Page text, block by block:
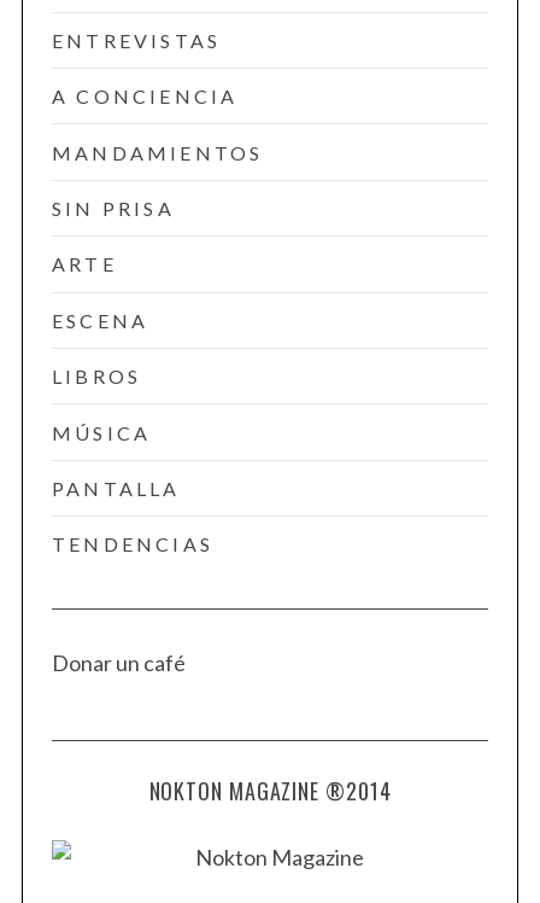
ENTREVISTAS
A CONCIENCIA
MANDAMIENTOS
SIN PRISA
ARTE
ESCENA
LIBROS
MÚSICA
PANTALLA
TENDENCIAS
Donar un café
NOKTON MAGAZINE ®2014